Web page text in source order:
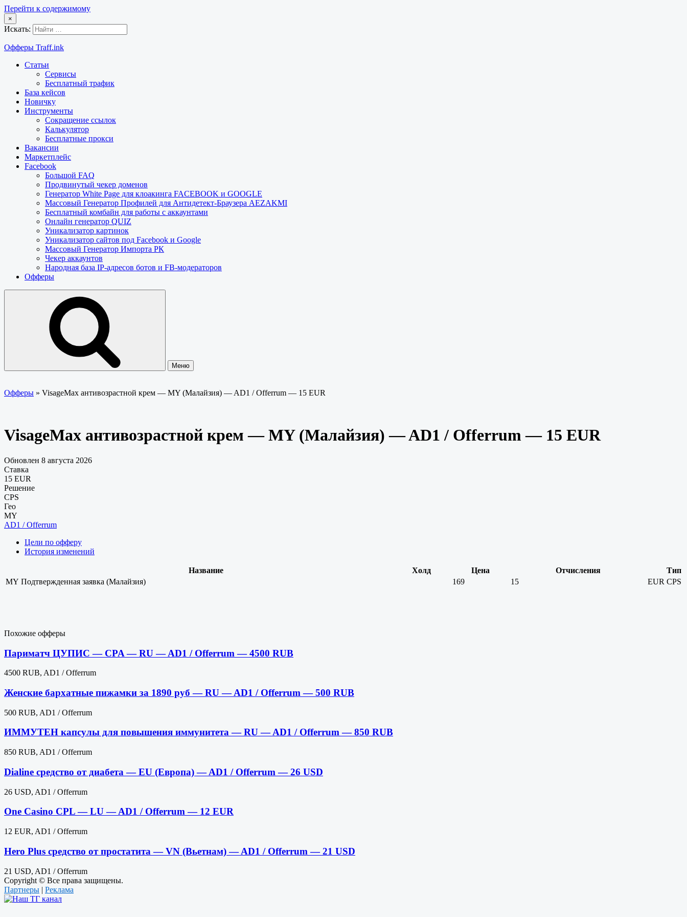
Перейти к содержимому
×
Искать:
Офферы Traff.ink
Статьи
Сервисы
Бесплатный трафик
База кейсов
Новичку
Инструменты
Сокращение ссылок
Калькулятор
Бесплатные прокси
Вакансии
Маркетплейс
Facebook
Большой FAQ
Продвинутый чекер доменов
Генератор White Page для клоакинга FACEBOOK и GOOGLE
Массовый Генератор Профилей для Антидетект-Браузера AEZAKMI
Бесплатный комбайн для работы с аккаунтами
Онлайн генератор QUIZ
Уникализатор картинок
Уникализатор сайтов под Facebook и Google
Массовый Генератор Импорта РК
Чекер аккаунтов
Народная база IP-адресов ботов и FB-модераторов
Офферы
Меню
Офферы » VisageMax антивозрастной крем — MY (Малайзия) — AD1 / Offerrum — 15 EUR
VisageMax антивозрастной крем — MY (Малайзия) — AD1 / Offerrum — 15 EUR
Обновлен 8 августа 2026
Ставка
15 EUR
Решение
CPS
Гео
MY
AD1 / Offerrum
Цели по офферу
История изменений
Название Холд Цена Отчисления
Тип
MY Подтвержденная заявка (Малайзия) 169 15 EUR CPS
Похожие офферы
Париматч ЦУПИС — CPA — RU — AD1 / Offerrum — 4500 RUB
4500 RUB, AD1 / Offerrum
Женские бархатные пижамки за 1890 руб — RU — AD1 / Offerrum — 500 RUB
500 RUB, AD1 / Offerrum
ИММУТЕН капсулы для повышения иммунитета — RU — AD1 / Offerrum — 850 RUB
850 RUB, AD1 / Offerrum
Dialine средство от диабета — EU (Европа) — AD1 / Offerrum — 26 USD
26 USD, AD1 / Offerrum
One Casino CPL — LU — AD1 / Offerrum — 12 EUR
12 EUR, AD1 / Offerrum
Hero Plus средство от простатита — VN (Вьетнам) — AD1 / Offerrum — 21 USD
21 USD, AD1 / Offerrum
Copyright © Все права защищены.
Партнеры | Реклама